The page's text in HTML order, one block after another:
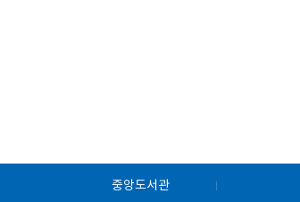
중앙도서관